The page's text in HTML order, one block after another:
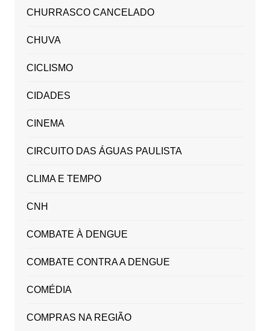
CHURRASCO CANCELADO
CHUVA
CICLISMO
CIDADES
CINEMA
CIRCUITO DAS ÁGUAS PAULISTA
CLIMA E TEMPO
CNH
COMBATE À DENGUE
COMBATE CONTRA A DENGUE
COMÉDIA
COMPRAS NA REGIÃO